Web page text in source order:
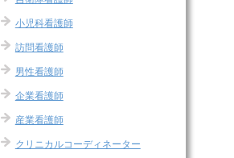
小児科看護師
訪問看護師
男性看護師
企業看護師
産業看護師
クリニカルコーディネーター